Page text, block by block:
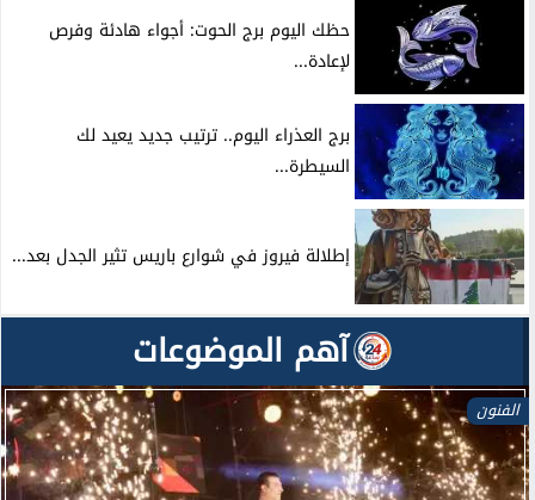
حظك اليوم برج الحوت: أجواء هادئة وفرص
لإعادة...
برج العذراء اليوم.. ترتيب جديد يعيد لك
السيطرة...
إطلالة فيروز في شوارع باريس تثير الجدل بعد...
آهم الموضوعات
الفنون